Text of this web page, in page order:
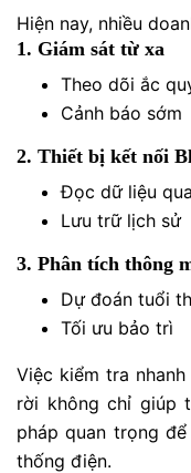
Hiện nay, nhiều
1. Giám sát từ xa
Theo dõi ắc
Cảnh báo sớm
2. Thiết bị kết nối
Đọc dữ liệu
Lưu trữ lịch sử
3. Phân tích thông
Dự đoán tuổi
Tối ưu bảo trì
Việc kiểm tra
rời không chỉ giúp
pháp quan trọng
thống điện.